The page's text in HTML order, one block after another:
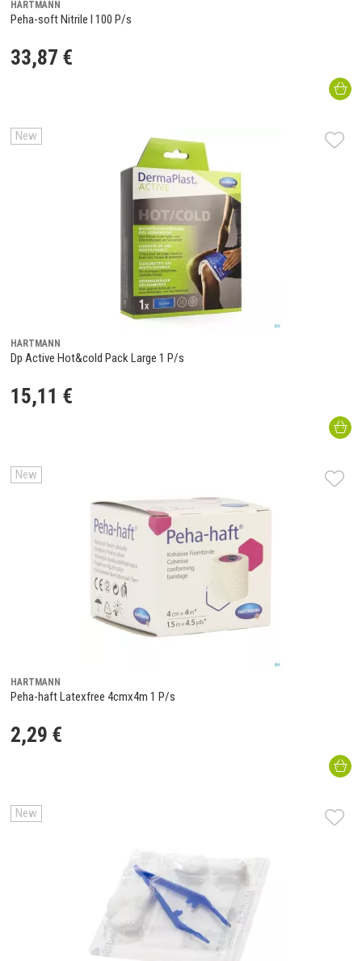
HARTMANN
Peha-soft Nitrile l 100 P/s
33,87 €
New
HARTMANN
Dp Active Hot&cold Pack Large 1 P/s
15,11 €
New
HARTMANN
Peha-haft Latexfree 4cmx4m 1 P/s
2,29 €
New